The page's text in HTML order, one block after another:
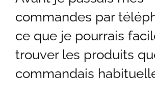
commandes par
ce que je pourrais
trouver les produits
commandais